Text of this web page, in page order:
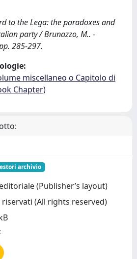
to the Lega: the paradoxes and
party / Brunazzo, M.. -
285-297.
miscellaneo o Capitolo di
Chapter)
archivio
(Publisher’s layout)
(All rights reserved)